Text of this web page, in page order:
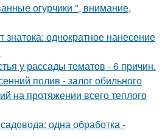
огурчики ", внимание,
однократное нанесение
у рассады томатов - 6 причин.
полив - залог обильного
на протяжении всего теплого
одна обработка -